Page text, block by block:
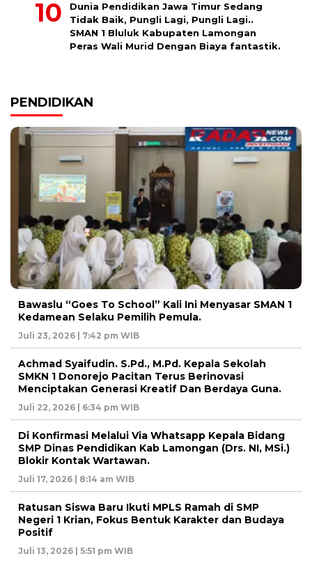
Dunia Pendidikan Jawa Timur Sedang
Tidak Baik, Pungli Lagi, Pungli Lagi..
SMAN 1 Bluluk Kabupaten Lamongan
Peras Wali Murid Dengan Biaya fantastik.
PENDIDIKAN
Bawaslu “Goes To School” Kali Ini Menyasar SMAN 1
Kedamean Selaku Pemilih Pemula.
Juli 23, 2026 | 7:42 pm WIB
Achmad Syaifudin. S.Pd., M.Pd. Kepala Sekolah
SMKN 1 Donorejo Pacitan Terus Berinovasi
Menciptakan Generasi Kreatif Dan Berdaya Guna.
Juli 22, 2026 | 6:34 pm WIB
Di Konfirmasi Melalui Via Whatsapp Kepala Bidang
SMP Dinas Pendidikan Kab Lamongan (Drs. NI, MSi.)
Blokir Kontak Wartawan.
Juli 17, 2026 | 8:14 am WIB
Ratusan Siswa Baru Ikuti MPLS Ramah di SMP
Negeri 1 Krian, Fokus Bentuk Karakter dan Budaya
Positif
Juli 13, 2026 | 5:51 pm WIB